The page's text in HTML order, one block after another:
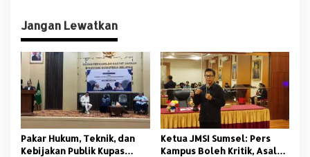
a
s
i
p
o
s
Jangan Lewatkan
Pakar Hukum, Teknik, dan
Kebijakan Publik Kupas
Ketua JMSI Sumsel: Pers
Kampus Boleh Kritik, Asal